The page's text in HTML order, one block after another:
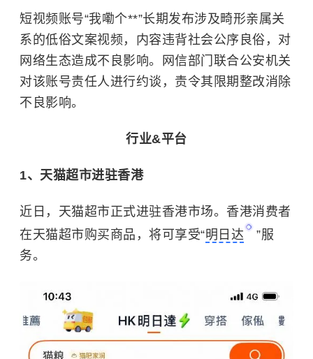
短视频账号“我嘞个**”长期发布涉及畸形亲属关
系的低俗文案视频，内容违背社会公序良俗，对
网络生态造成不良影响。网信部门联合公安机关
对该账号责任人进行约谈，责令其限期整改消除
不良影响。
行业&平台
1、天猫超市进驻香港
近日，天猫超市正式进驻香港市场。香港消费者
在天猫超市购买商品，将可享受“明日达
”服
务。